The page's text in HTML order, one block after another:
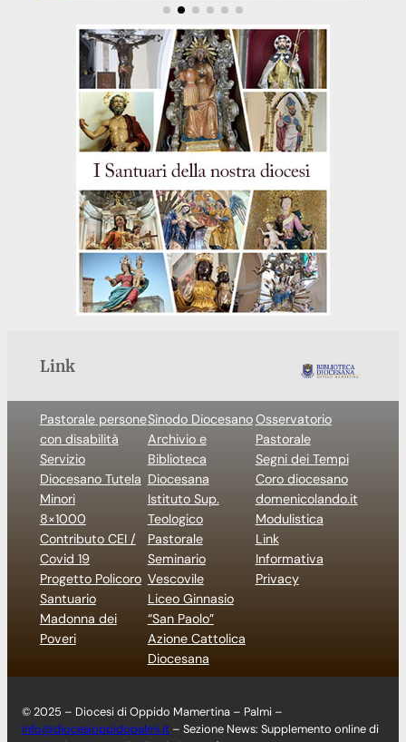
Link
Pastorale persone
con disabilità
Servizio
Diocesano Tutela
Minori
8×1000
Contributo CEI /
Covid 19
Progetto Policoro
Santuario
Madonna dei
Poveri
Sinodo Diocesano
Archivio e
Biblioteca
Diocesana
Istituto Sup.
Teologico
Pastorale
Seminario
Vescovile
Liceo Ginnasio
“San Paolo”
Azione Cattolica
Diocesana
Osservatorio
Pastorale
Segni dei Tempi
Coro diocesano
domenicolando.it
Modulistica
Link
Informativa
Privacy
© 2025 – Diocesi di Oppido Mamertina – Palmi –
info@diocesioppidopalmi.it – Sezione News: Supplemento online di